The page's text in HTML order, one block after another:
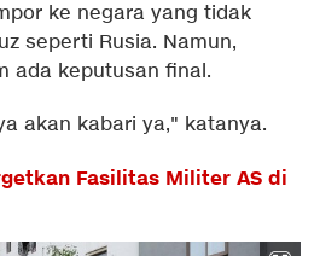
ke negara yang tidak
seperti Rusia. Namun,
ada keputusan final.
akan kabari ya," katanya.
Fasilitas Militer AS di